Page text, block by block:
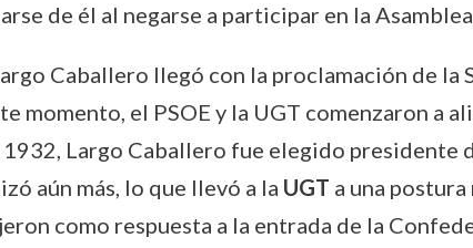
de él al negarse a participar en la
Caballero llegó con la proclamación de la
momento, el PSOE y la UGT comenzaron a
Largo Caballero fue elegido presidente
aún más, lo que llevó a la UGT a una
como respuesta a la entrada de la